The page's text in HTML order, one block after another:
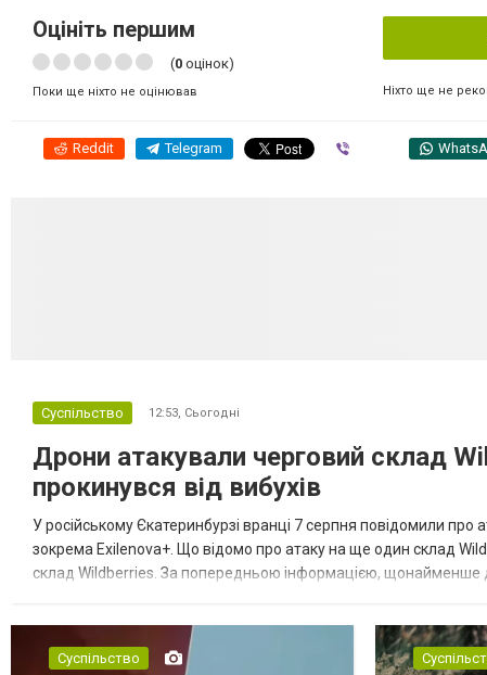
Оцініть першим
(0 оцінок)
Поки ще ніхто не оцінював Ніхто ще не
Reddit Telegram
Суспільство 12:53, Сьогодні
Дрони атакували черговий склад
прокинувся від вибухів
У російському Єкатеринбурзі вранці 7 серпня повідомили
зокрема Exilenova+. Що відомо про атаку на ще один склад
склад Wildberries. За попередньою інформацією,
Суспільство